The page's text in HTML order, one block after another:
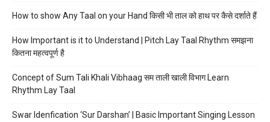
How to show Any Taal on your Hand किसी भी ताल को हाथ पर कैसे दर्शाते हैं
How Important is it to Understand | Pitch Lay Taal Rhythm समझना
कितना महत्वपूर्ण है
Concept of Sum Tali Khali Vibhaag सम ताली खाली विभाग Learn
Rhythm Lay Taal
Swar Idenfication ‘Sur Darshan’ | Basic Important Singing Lesson